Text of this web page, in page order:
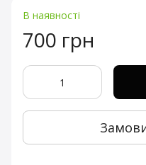
В наявності
700 грн